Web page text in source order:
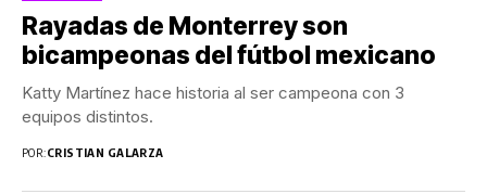
Rayadas de Monterrey son
bicampeonas del fútbol mexicano
Katty Martínez hace historia al ser campeona con 3
equipos distintos.
POR:CRISTIAN GALARZA